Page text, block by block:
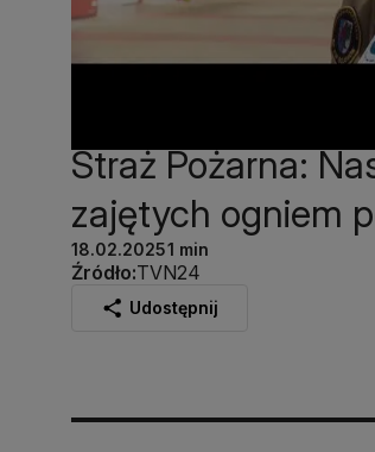
Straż Pożarna:
zajętych ogniem
18.02.20251 min
Źródło:TVN24
Udostępnij